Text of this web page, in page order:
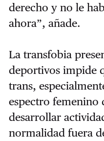
derecho y no le
ahora”, añade.
La transfobia
deportivos impide
trans,
espectro femenino
desarrollar
normalidad fuera